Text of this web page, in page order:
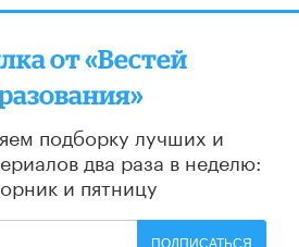
от «Вестей
подборку лучших и
два раза в неделю:
и пятницу
ПОДПИСАТЬСЯ